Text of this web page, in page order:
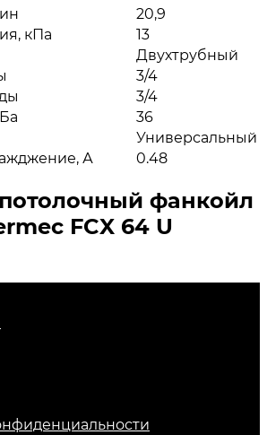
20,9
кПа
13
Двухтрубный
3/4
3/4
36
Универсальный
А
0.48
фанкойл
FCX 64 U